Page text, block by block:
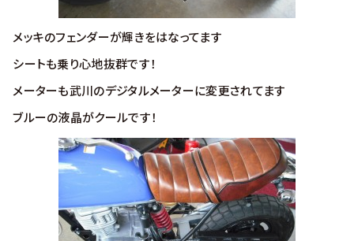
メッキのフェンダーが輝きをはなってます
シートも乗り心地抜群です！
メーターも武川のデジタルメーターに変更されてます
ブルーの液晶がクールです！